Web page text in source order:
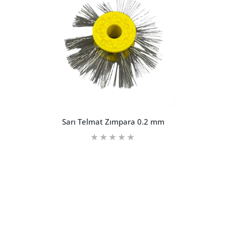
Sarı Telmat Zımpara 0.2 mm